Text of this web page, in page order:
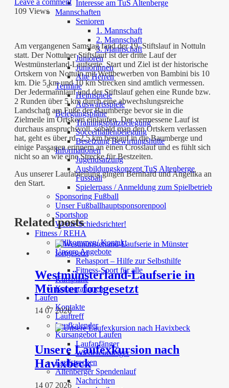
Interesse am TuS Altenberge
Mannschaften
Senioren
1. Mannschaft
2. Mannschaft
3. Mannschaft
Junioren
Juniorinnen
Alte Herren
Termine
Heimspiele
Auswärtsspiele
Belegungspläne
Trainingsplatzbelegung
Soccerhallenbelegung
Besetzung Bewirtungshütte
Informationen
Jugendsatzung
Ausbildungskonzept TuS Altenberge
Fussball
Spielerpass / Anmeldung zum Spielbetrieb
Sponsoring Fußball
Unser Fußballhauptsponsorenpool
Sportshop
Werde Schiedsrichter!
Fitness / REHA
Willkommen/ Kontakt
Unsere Angebote
Rehasport – Hilfe zur Selbsthilfe
Fitness-Sport für alle
Kurspläne
Kooperationen
Laufen
Kontakte
Lauftreff
Laufkalender
Kursangebot Laufen
Laufanfänger
Wiedereinsteiger
Laufstrecken
Altenberger Spendenlauf
Nachrichten
Leave a comment
109 Views
Am vergangenen Samstag fand der 19. Stiftslauf in Nottuln
statt. Der Nottulner Stiftslauf ist der dritte Lauf der
Westmünsterland-Laufserie. Start und Ziel ist der historische
Ortskern von Nottuln mit Wettbewerben von Bambini bis 10
km. Die 5 km und 10 km Strecken sind amtlich vermessen.
Der Jedermannlauf und der Stiftslauf gehen eine Runde bzw.
2 Runden über 5 km durch eine abwechslungsreiche
Landschaft am Fuße der Baumberge bevor sie in die
Zielmeile im Ortskern einlaufen. Der vermessene Lauf ist
durchaus anspruchsvoll, sobald man den Ortskern verlassen
hat, geht es über rd. 2,5 km bergauf in die Baumberge und
einige Passagen erinnern an einen Crosslauf und es fühlt sich
nicht so an wie eine Strecke für Bestzeiten.
Aus unserer Laufabteilung gingen Bernhard und Angelika an
den Start.
Related posts
Westmünsterland-Laufserie in
Münster fortgesetzt
14 07 2026
Unsere Laufexkursion nach
Havixbeck
14 07 2026